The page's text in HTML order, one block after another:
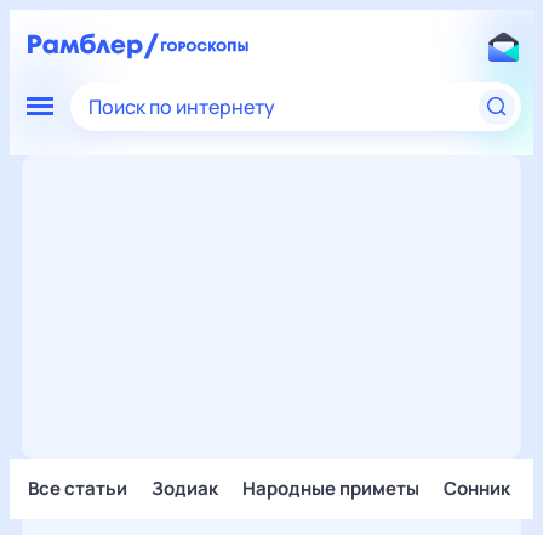
Поиск по интернету
Все статьи Зодиак Народные приметы Сонник